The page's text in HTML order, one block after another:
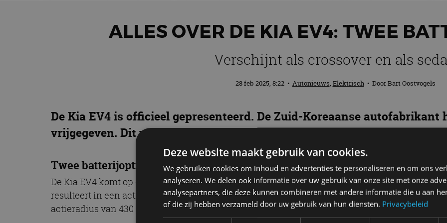
ALLES OVER DE KIA EV4: TWEE
Verschijnt als crossover en als
28 feb 2025, 8:22 • Autonieuws, Elektrisch• DoorBart Oostvogels
De Kia EV4 is officieel gepresenteerd. De Zuid-Koreaanse autofabrikant
vrijgegeven. Dit moet je weten over de Kia EV4 die als crossover en als
Twee batterijopties voor Kia EV4
De Kia EV4 komt op de markt met twee batterijopties: een standaardaccu van 58,3 kWh en
resulteert in een actieradius tot 630 km voor de long-range versie volgens de WLTP-normen.
actieradius van 430 km, terwijl de hatchbackvariant met een grotere batterij een bereik heeft
Deze website maakt gebruik van cookies.
We gebruiken cookies om inhoud en advertenties te personaliseren en om ons
analyseren. We delen ook informatie over uw gebruik van onze site met onze
analysepartners, die deze kunnen combineren met andere informatie die u aan
of die zij hebben verzameld door uw gebruik van hun diensten. Privacybeleid